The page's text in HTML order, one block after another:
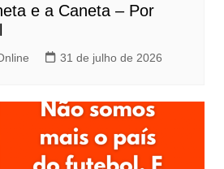
e a Caneta – Por
31 de julho de 2026